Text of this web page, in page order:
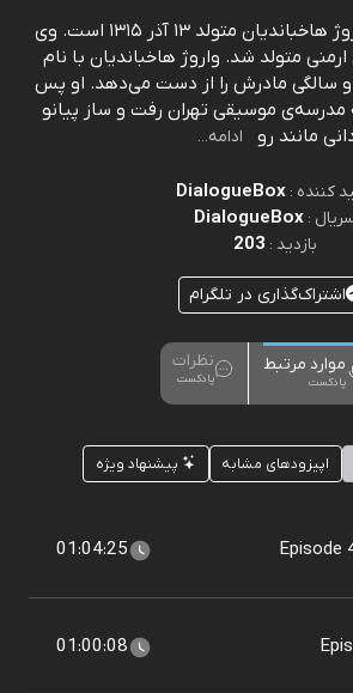
واروژان با نام کامل واروژ هاخباندیان متولد ۱۳ آذر ۱۳۱۵ است. وی
متولد شد. واروژ هاخباندیان با نام
سالگی مادرش را از دست می‌دهد. او پس
مدرسه‌ی موسیقی تهران رفت و ساز پیانو
مانند رو
ادامه...
کننده :DialogueBox
:
DialogueBox
بازدید : 203
اشتراک‌گذاری در تلگرام
موارد مرتبط
پادکست
نظرات
پادکست
اپیزودهای مشابه پیشنهاد ویژه
Episode
01:04:25
01:00:08